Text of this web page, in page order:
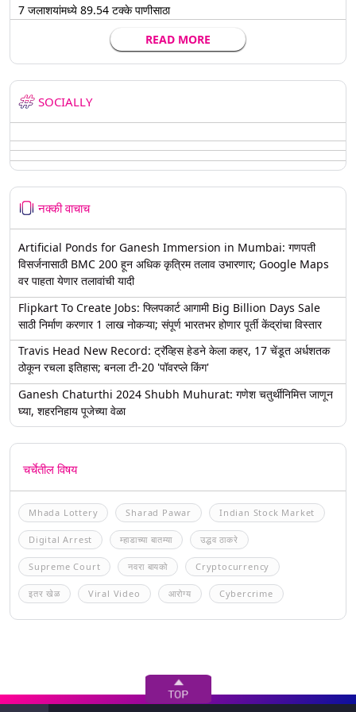
7 जलाशयांमध्ये 89.54 टक्के पाणीसाठा
READ MORE
SOCIALLY
नक्की वाचाच
Artificial Ponds for Ganesh Immersion in Mumbai: गणपती
विसर्जनासाठी BMC 200 हून अधिक कृत्रिम तलाव उभारणार; Google Maps
वर पाहता येणार तलावांची यादी
Flipkart To Create Jobs: फ्लिपकार्ट आगामी Big Billion Days Sale
साठी निर्माण करणार 1 लाख नोकऱ्या; संपूर्ण भारतभर होणार पूर्ती केंद्रांचा विस्तार
Travis Head New Record: ट्रॅव्हिस हेडने केला कहर, 17 चेंडूत अर्धशतक
ठोकून रचला इतिहास; बनला टी-20 'पॉवरप्ले किंग'
Ganesh Chaturthi 2024 Shubh Muhurat: गणेश चतुर्थीनिमित्त जाणून
घ्या, शहरनिहाय पूजेच्या वेळा
चर्चेतील विषय
Mhada Lottery Sharad Pawar Indian Stock Market
Digital Arrest म्हाडाच्या बातम्या उद्धव ठाकरे
Supreme Court नवरा बायको Cryptocurrency
इतर खेळ Viral Video आरोग्य Cybercrime